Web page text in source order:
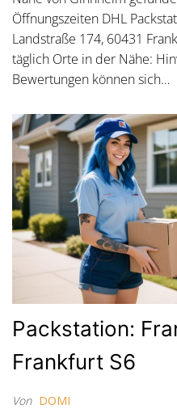
Öffnungszeiten DHL
Landstraße 174, 60431
täglich Orte in der Nähe:
Bewertungen können sich…
Packstation:
Frankfurt S6
Von DOMI